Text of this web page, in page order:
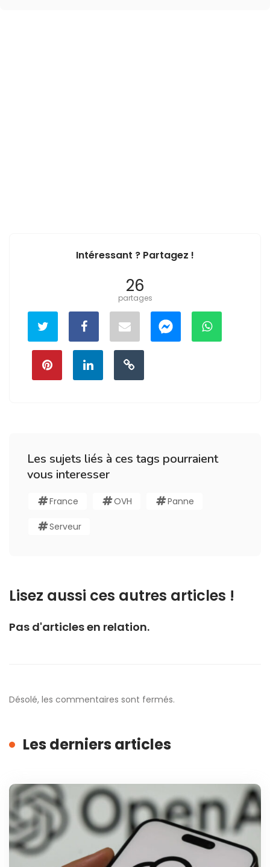
Intéressant ? Partagez !
26
partages
Les sujets liés à ces tags pourraient
vous interesser
France OVH Panne
Serveur
Lisez aussi ces autres articles !
Pas d'articles en relation.
Désolé, les commentaires sont fermés.
Les derniers articles